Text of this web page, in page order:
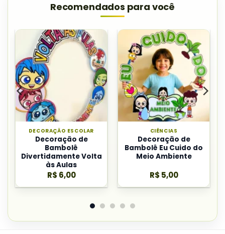
Recomendados para você
DECORAÇÃO ESCOLAR
Decoração de
Bambolê
Divertidamente Volta
às Aulas
R$ 6,00
CIÊNCIAS
Decoração de
Bambolê Eu Cuido do
Meio Ambiente
R$ 5,00